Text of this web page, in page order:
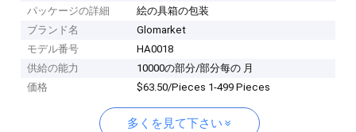
パッケージの詳細
絵の具箱の包装
ブランド名
Glomarket
モデル番号
HA0018
供給の能力
10000の部分/部分每の 月
価格
$63.50/Pieces 1-499 Pieces
多くを見て下さい